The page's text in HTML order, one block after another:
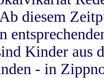
diesem
Kinder aus
- in